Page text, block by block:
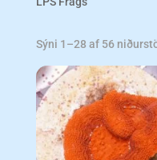
Sýni 1–28 af 56